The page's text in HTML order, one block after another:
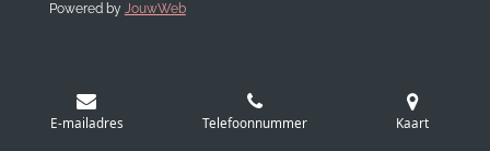
Powered by JouwWeb
E-mailadres Telefoonnummer Kaart